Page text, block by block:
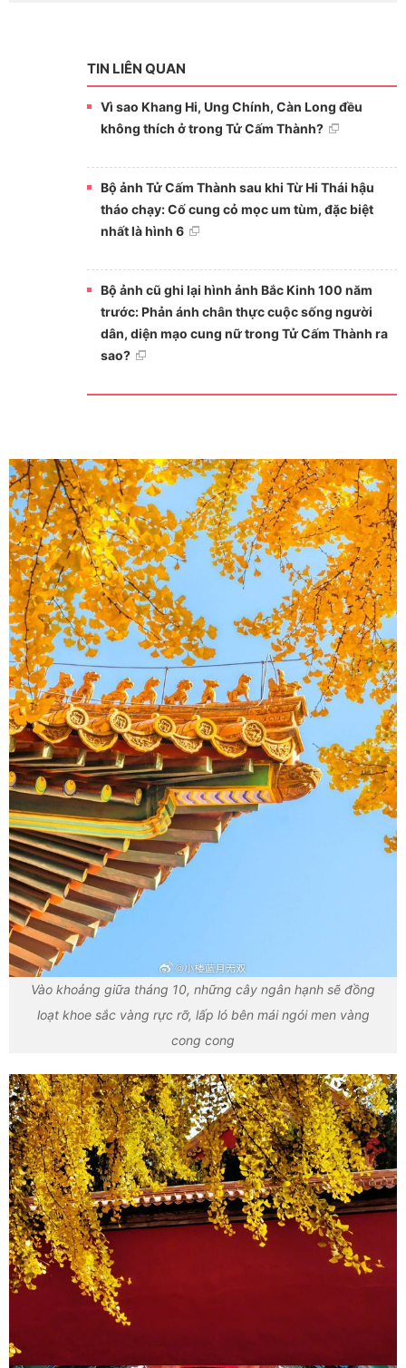
TIN LIÊN QUAN
Vì sao Khang Hi, Ung Chính, Càn Long đều
không thích ở trong Tử Cấm Thành?
Bộ ảnh Tử Cấm Thành sau khi Từ Hi Thái hậu
tháo chạy: Cố cung cỏ mọc um tùm, đặc biệt
nhất là hình 6
Bộ ảnh cũ ghi lại hình ảnh Bắc Kinh 100 năm
trước: Phản ánh chân thực cuộc sống người
dân, diện mạo cung nữ trong Tử Cấm Thành ra
sao?
Vào khoảng giữa tháng 10, những cây ngân hạnh sẽ đồng
loạt khoe sắc vàng rực rỡ, lấp ló bên mái ngói men vàng
cong cong